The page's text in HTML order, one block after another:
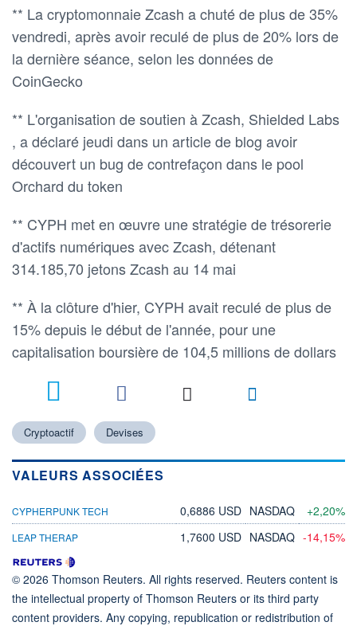
** La cryptomonnaie Zcash a chuté de plus de 35%
vendredi, après avoir reculé de plus de 20% lors de
la dernière séance, selon les données de
CoinGecko
** L'organisation de soutien à Zcash, Shielded Labs
, a déclaré jeudi dans un article de blog avoir
découvert un bug de contrefaçon dans le pool
Orchard du token
** CYPH met en œuvre une stratégie de trésorerie
d'actifs numériques avec Zcash, détenant
314.185,70 jetons Zcash au 14 mai
** À la clôture d'hier, CYPH avait reculé de plus de
15% depuis le début de l'année, pour une
capitalisation boursière de 104,5 millions de dollars
Cryptoactif Devises
VALEURS ASSOCIÉES
CYPHERPUNK TECH 0,6886 USD NASDAQ +2,20%
LEAP THERAP 1,7600 USD NASDAQ -14,15%
© 2026 Thomson Reuters. All rights reserved. Reuters content is
the intellectual property of Thomson Reuters or its third party
content providers. Any copying, republication or redistribution of